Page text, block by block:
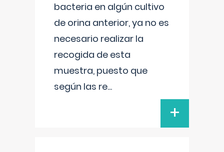
bacteria en algún cultivo
de orina anterior, ya no es
necesario realizar la
recogida de esta
muestra, puesto que
según las re...
+